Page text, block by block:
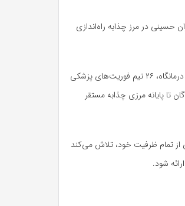
حسینی در مرز چذابه راه‌اندازی
خلیلی با اشاره به گستردگی خدمات سلامت در ایام اربعین، بیان کرد: علاوه بر درمانگاه، ۲۶ تیم فوریت‌های پزشکی
تا پایانه مرزی چذابه مستقر
از تمام ظرفیت خود، تلاش می‌کند
شود.